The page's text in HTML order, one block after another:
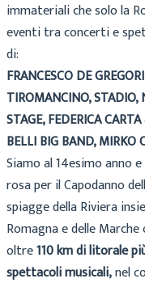
immateriali che solo la
eventi tra concerti e
di:
FRANCESCO DE
TIROMANCINO, STADIO,
STAGE, FEDERICA
BELLI BIG BAND, MIRKO
Siamo al 14esimo anno
rosa per il Capodanno
spiagge della Riviera
Romagna e delle
oltre110 km di litorale
spettacoli musicali,nel